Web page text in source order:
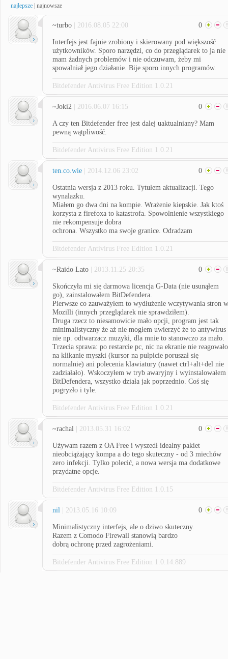
najlepsze najnowsze
~turbo | 2016.08.05 22:00 0
Interfejs jest fajnie zrobiony i skierowany pod większość
użytkowników. Sporo narzędzi, co do przeglądarek to ja nie
mam żadnych problemów i nie odczuwam, żeby mi
spowalniał jego działanie. Bije sporo innych programów.
Bitdefender Antivirus Free Edition 1.0.21
~Joki2 | 2016.06.07 16:15 0
A czy ten Bitdefender free jest dalej uaktualniany? Mam
pewną wątpliwość.
Bitdefender Antivirus Free Edition 1.0.21
ten.co.wie | 2014.12.06 23:02 0
Ostatnia wersja z 2013 roku. Tytułem aktualizacji. Tego
wynalazku.
Miałem go dwa dni na kompie. Wrażenie kiepskie. Jak ktoś
korzysta z firefoxa to katastrofa. Spowolnienie wszystkiego
nie rekompensuje dobra
ochrona. Wszystko ma swoje granice. Odradzam
Bitdefender Antivirus Free Edition 1.0.21
~Raido Lato | 2013.11.25 20:35 0
Skończyła mi się darmowa licencja G-Data (nie usunąłem
go), zainstalowałem BitDefendera.
Pierwsze co zauważyłem to wydłużenie wczytywania stron w
Mozilli (innych przeglądarek nie sprawdziłem).
Druga rzecz to niesamowicie mało opcji, program jest tak
minimalistyczny że aż nie mogłem uwierzyć że to antywirus
nie np. odtwarzacz muzyki, dla mnie to stanowczo za mało.
Trzecia sprawa: po restarcie pc, nic na ekranie nie reagowało
na klikanie myszki (kursor na pulpicie poruszał się
normalnie) ani polecenia klawiatury (nawet ctrl+alt+del nie
zadziałało). Wskoczyłem w tryb awaryjny i wyinstalowałem
BitDefendera, wszystko działa jak poprzednio. Coś się
pogryzło i tyle.
Bitdefender Antivirus Free Edition 1.0.21
~rachal | 2013.05.31 16:02 0
Używam razem z OA Free i wyszedł idealny pakiet
nieobciążający kompa a do tego skuteczny - od 3 miechów
zero infekcji. Tylko polecić, a nowa wersja ma dodatkowe
przydatne opcje.
Bitdefender Antivirus Free Edition 1.0.15
nil | 2013.05.16 10:09 0
Minimalistyczny interfejs, ale o dziwo skuteczny.
Razem z Comodo Firewall stanowią bardzo
dobrą ochronę przed zagrożeniami.
Bitdefender Antivirus Free Edition 1.0.14.889